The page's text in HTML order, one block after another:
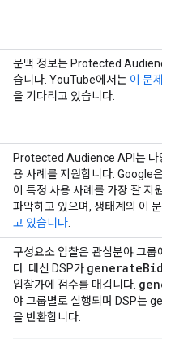
문맥 정보는 Protected Audience
습니다. YouTube에서는 이 문제
을 기다리고 있습니다.
Protected Audience API는 다양
용 사례를 지원합니다. Google은
이 특정 사용 사례를 가장 잘 지원
파악하고 있으며, 생태계의 이 문
고 있습니다
구성요소 입찰은 관심분야 그룹에
다. 대신 DSP가 generateBid
입찰가에 점수를 매깁니다.
야 그룹별로 실행되며 DSP는
을 반환합니다.